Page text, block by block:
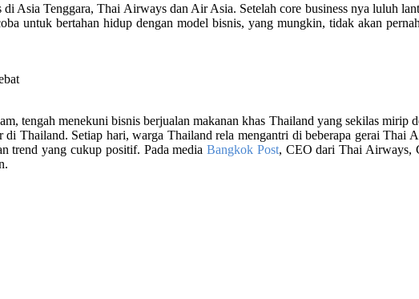
Asia Tenggara, Thai Airways dan Air Asia. Setelah core business nya luluh
untuk bertahan hidup dengan model bisnis, yang mungkin, tidak akan
tengah menekuni bisnis berjualan makanan khas Thailand yang sekilas mirip
Thailand. Setiap hari, warga Thailand rela mengantri di beberapa gerai Thai
trend yang cukup positif. Pada mediaBangkok Post, CEO dari Thai Airways,